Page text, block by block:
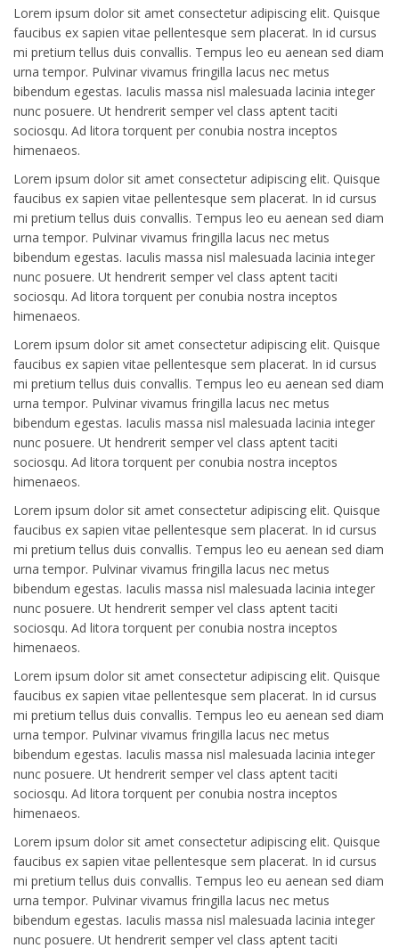
Lorem ipsum dolor sit amet consectetur adipiscing elit. Quisque
faucibus ex sapien vitae pellentesque sem placerat. In id cursus
mi pretium tellus duis convallis. Tempus leo eu aenean sed diam
urna tempor. Pulvinar vivamus fringilla lacus nec metus
bibendum egestas. Iaculis massa nisl malesuada lacinia integer
nunc posuere. Ut hendrerit semper vel class aptent taciti
sociosqu. Ad litora torquent per conubia nostra inceptos
himenaeos.
Lorem ipsum dolor sit amet consectetur adipiscing elit. Quisque
faucibus ex sapien vitae pellentesque sem placerat. In id cursus
mi pretium tellus duis convallis. Tempus leo eu aenean sed diam
urna tempor. Pulvinar vivamus fringilla lacus nec metus
bibendum egestas. Iaculis massa nisl malesuada lacinia integer
nunc posuere. Ut hendrerit semper vel class aptent taciti
sociosqu. Ad litora torquent per conubia nostra inceptos
himenaeos.
Lorem ipsum dolor sit amet consectetur adipiscing elit. Quisque
faucibus ex sapien vitae pellentesque sem placerat. In id cursus
mi pretium tellus duis convallis. Tempus leo eu aenean sed diam
urna tempor. Pulvinar vivamus fringilla lacus nec metus
bibendum egestas. Iaculis massa nisl malesuada lacinia integer
nunc posuere. Ut hendrerit semper vel class aptent taciti
sociosqu. Ad litora torquent per conubia nostra inceptos
himenaeos.
Lorem ipsum dolor sit amet consectetur adipiscing elit. Quisque
faucibus ex sapien vitae pellentesque sem placerat. In id cursus
mi pretium tellus duis convallis. Tempus leo eu aenean sed diam
urna tempor. Pulvinar vivamus fringilla lacus nec metus
bibendum egestas. Iaculis massa nisl malesuada lacinia integer
nunc posuere. Ut hendrerit semper vel class aptent taciti
sociosqu. Ad litora torquent per conubia nostra inceptos
himenaeos.
Lorem ipsum dolor sit amet consectetur adipiscing elit. Quisque
faucibus ex sapien vitae pellentesque sem placerat. In id cursus
mi pretium tellus duis convallis. Tempus leo eu aenean sed diam
urna tempor. Pulvinar vivamus fringilla lacus nec metus
bibendum egestas. Iaculis massa nisl malesuada lacinia integer
nunc posuere. Ut hendrerit semper vel class aptent taciti
sociosqu. Ad litora torquent per conubia nostra inceptos
himenaeos.
Lorem ipsum dolor sit amet consectetur adipiscing elit. Quisque
faucibus ex sapien vitae pellentesque sem placerat. In id cursus
mi pretium tellus duis convallis. Tempus leo eu aenean sed diam
urna tempor. Pulvinar vivamus fringilla lacus nec metus
bibendum egestas. Iaculis massa nisl malesuada lacinia integer
nunc posuere. Ut hendrerit semper vel class aptent taciti